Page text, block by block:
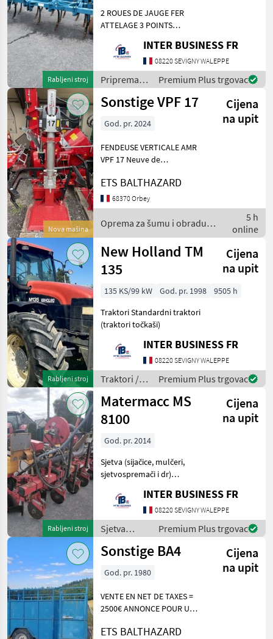
Rabljeni stroj
2 ROUES DE JAUGE FER
ATTELAGE 3 POINTS
Priprema/ obrada tla
(plugovi, kultivatori,
tanjurače i dr.) Kultivatori
(gruberi)
INTER BUSINESS FR
08220 SEVIGNY WALEPPE
Priprema/
obrada tla
(plugovi,
tanjurače i
Sonstige
Premium Plus trgovac
Nova mašina
Sonstige VPF 17
Cijena
na upit
God. pr. 2024
FENDEUSE VERTICALE AMR
VPF 17 Neuve de
avec lève-bûches
mécanique ouverture 15
cm pompe simple
Alimentation par PdF
ETS BALTHAZARD
68370 Orbey
Oprema za šumu i obradu
drveta / AMR
5 h
online
Rabljeni stroj
New Holland TM
135
Cijena
na upit
135 KS/99 kW God. pr. 1998
9505 h
Traktori Standardni traktori
(traktori točkaši)
INTER BUSINESS FR
08220 SEVIGNY WALEPPE
Traktori /
New
Holland
Premium Plus trgovac
Rabljeni stroj
Matermacc MS
8100
Cijena
na upit
God. pr. 2014
Sjetva (sijačice, mulčeri,
sjetvospremači i dr)
kukuruz)
INTER BUSINESS FR
08220 SEVIGNY WALEPPE
Sjetva
(sijačice,
mulčeri,
i dr) /
Premium Plus trgovac
Sonstige BA4
Cijena
na upit
God. pr. 1980
VENTE EN NET DE TAXES =
2500€ ANNONCE POUR UN
de la caisse : Longueur =
ETS BALTHAZARD